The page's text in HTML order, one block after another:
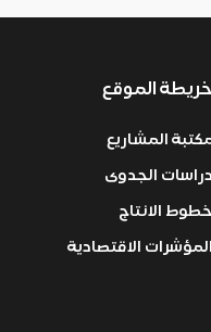
الموقع
المشاريع
دراسات الجدوى
خطوط الانتاج
المؤشرات الاقتصادية